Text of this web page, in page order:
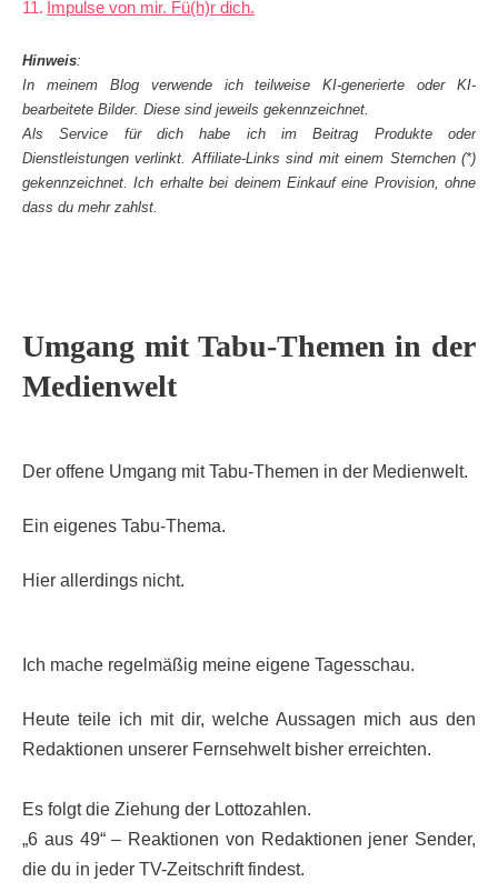
Impulse von mir. Fü(h)r dich.
Hinweis:
In meinem Blog verwende ich teilweise KI-generierte oder KI-
bearbeitete Bilder. Diese sind jeweils gekennzeichnet.
Als Service für dich habe ich im Beitrag Produkte oder
Dienstleistungen verlinkt. Affiliate-Links sind mit einem Sternchen (*)
gekennzeichnet. Ich erhalte bei deinem Einkauf eine Provision, ohne
dass du mehr zahlst.
Umgang mit Tabu-Themen in der
Medienwelt
Der offene Umgang mit Tabu-Themen in der Medienwelt.
Ein eigenes Tabu-Thema.
Hier allerdings nicht.
Ich mache regelmäßig meine eigene Tagesschau.
Heute teile ich mit dir, welche Aussagen mich aus den
Redaktionen unserer Fernsehwelt bisher erreichten.
Es folgt die Ziehung der Lottozahlen.
„6 aus 49“ – Reaktionen von Redaktionen jener Sender,
die du in jeder TV-Zeitschrift findest.